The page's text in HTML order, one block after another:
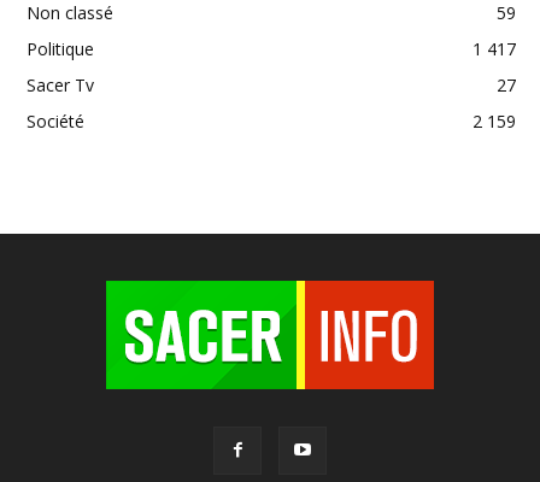
Non classé
59
Politique
1 417
Sacer Tv
27
Société
2 159